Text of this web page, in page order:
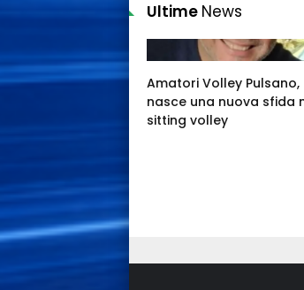
Ultime News
Amatori Volley Pulsano,
nasce una nuova sfida
sitting volley